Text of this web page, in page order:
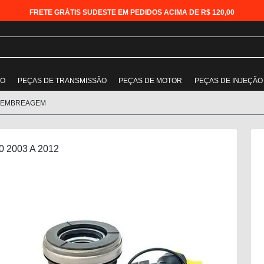
FRETE GRÁTIS SUDESTE EM PEDIDOS ACIMA DE R$ 120,00
PEÇAS DE TRANSMISSÃO PEÇAS DE MOTOR PEÇAS DE
2003 A 2012